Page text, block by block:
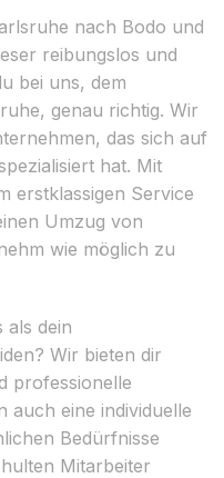
nach Bodo und
reibungslos und
bei uns, dem
genau richtig. Wir
das sich auf
hat. Mit
erstklassigen Service
Umzug von
wie möglich zu
als dein
Wir bieten dir
professionelle
auch eine individuelle
Bedürfnisse
Mitarbeiter